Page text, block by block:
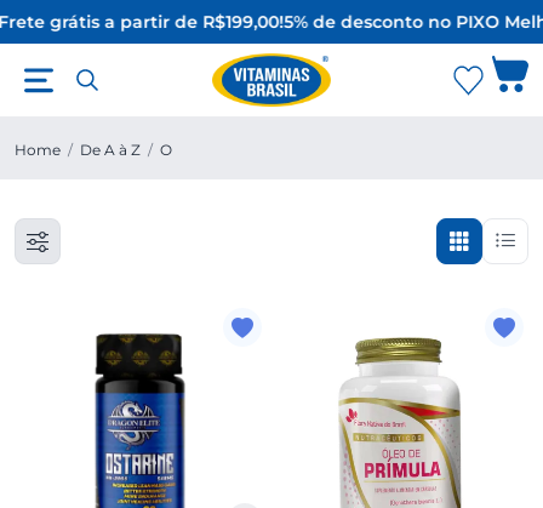
grátis a partir de R$199,00!5% de desconto no PIXO
Home / De A à Z / O